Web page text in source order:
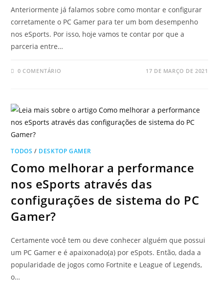
Anteriormente já falamos sobre como montar e configurar
corretamente o PC Gamer para ter um bom desempenho
nos eSports. Por isso, hoje vamos te contar por que a
parceria entre…
0 COMENTÁRIO 17 DE MARÇO DE 2021
TODOS / DESKTOP GAMER
Como melhorar a performance
nos eSports através das
configurações de sistema do PC
Gamer?
Certamente você tem ou deve conhecer alguém que possui
um PC Gamer e é apaixonado(a) por eSpots. Então, dada a
popularidade de jogos como Fortnite e League of Legends,
o…